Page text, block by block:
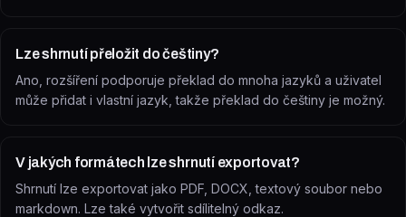
Lze shrnutí přeložit do češtiny?
Ano, rozšíření podporuje překlad do mnoha jazyků a uživatel
může přidat i vlastní jazyk, takže překlad do češtiny je možný.
V jakých formátech lze shrnutí exportovat?
Shrnutí lze exportovat jako PDF, DOCX, textový soubor nebo
markdown. Lze také vytvořit sdílitelný odkaz.